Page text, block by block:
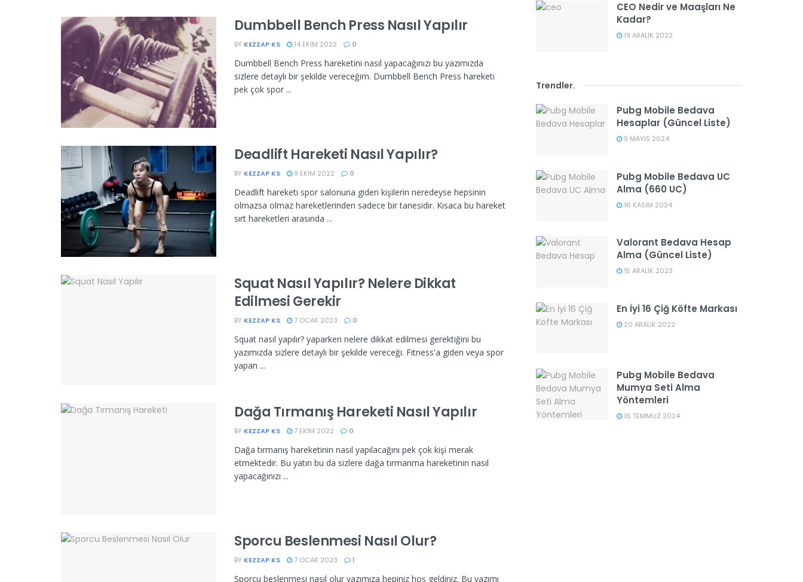
Dumbbell Bench Press Nasıl Yapılır
BY KEZZAP KS 14 EKIM 2022 0
Dumbbell Bench Press hareketini nasıl yapacağınızı bu yazımızda
sizlere detaylı bir şekilde vereceğim. Dumbbell Bench Press hareketi
pek çok spor ...
Deadlift Hareketi Nasıl Yapılır?
BY KEZZAP KS 9 EKIM 2022 0
Deadlift hareketi spor salonuna giden kişilerin neredeyse hepsinin
olmazsa olmaz hareketlerinden sadece bir tanesidir. Kısaca bu hareket
sırt hareketleri arasında ...
Squat Nasıl Yapılır? Nelere Dikkat
Edilmesi Gerekir
BY KEZZAP KS 7 OCAK 2023 0
Squat nasıl yapılır? yaparken nelere dikkat edilmesi gerektiğini bu
yazımızda sizlere detaylı bir şekilde vereceği. Fitness'a giden veya spor
yapan ...
Dağa Tırmanış Hareketi Nasıl Yapılır
BY KEZZAP KS 7 EKIM 2022 0
Dağa tırmanış hareketinin nasıl yapılacağını pek çok kişi merak
etmektedir. Bu yatın bu da sizlere dağa tırmanma hareketinin nasıl
yapacağınızı ...
Sporcu Beslenmesi Nasıl Olur?
BY KEZZAP KS 7 OCAK 2023 1
Sporcu beslenmesi nasıl olur yazımıza hepiniz hoş geldiniz. Bu yazımı
CEO Nedir ve Maaşları Ne
Kadar?
19 ARALIK 2022
Trendler.
Pubg Mobile Bedava
Hesaplar (Güncel Liste)
9 MAYIS 2024
Pubg Mobile Bedava UC
Alma (660 UC)
16 KASIM 2024
Valorant Bedava Hesap
Alma (Güncel Liste)
15 ARALIK 2023
En İyi 16 Çiğ Köfte Markası
20 ARALIK 2022
Pubg Mobile Bedava
Mumya Seti Alma
Yöntemleri
16 TEMMUZ 2024